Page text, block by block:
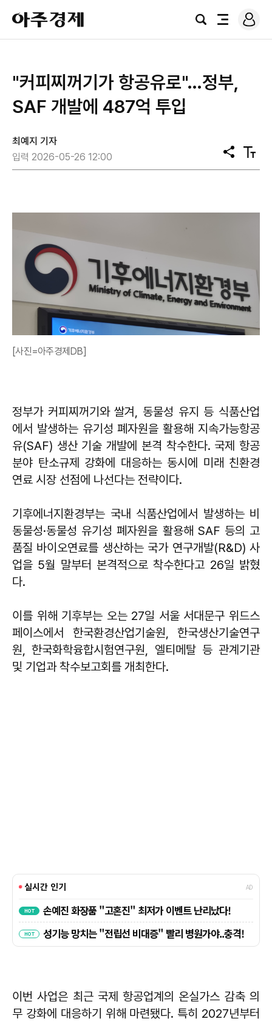
아
주
경
검
전
로
그
"커피찌꺼기가 항공유로"…정부,
SAF 개발에 487억 투입
최예지 기자
입력 2026-05-26 12:00
공
유
텍
스
[사진=아주경제DB]
정부가 커피찌꺼기와 쌀겨, 동물성 유지 등 식품산업
에서 발생하는 유기성 폐자원을 활용해 지속가능항공
유(SAF) 생산 기술 개발에 본격 착수한다. 국제 항공
분야 탄소규제 강화에 대응하는 동시에 미래 친환경
연료 시장 선점에 나선다는 전략이다.
기후에너지환경부는 국내 식품산업에서 발생하는 비
동물성·동물성 유기성 폐자원을 활용해 SAF 등의 고
품질 바이오연료를 생산하는 국가 연구개발(R&D) 사
업을 5월 말부터 본격적으로 착수한다고 26일 밝혔
다.
이를 위해 기후부는 오는 27일 서울 서대문구 위드스
페이스에서 한국환경산업기술원, 한국생산기술연구
원, 한국화학융합시험연구원, 엘티메탈 등 관계기관
및 기업과 착수보고회를 개최한다.
이번 사업은 최근 국제 항공업계의 온실가스 감축 의
무 강화에 대응하기 위해 마련됐다. 특히 2027년부터